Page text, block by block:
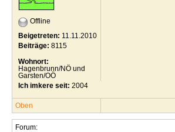
Offline
Beigetreten: 11.11.2010
Beiträge: 8115
Wohnort:
Hagenbrunn/NÖ und
Garsten/OÖ
Ich imkere seit: 2004
Oben
Forum: